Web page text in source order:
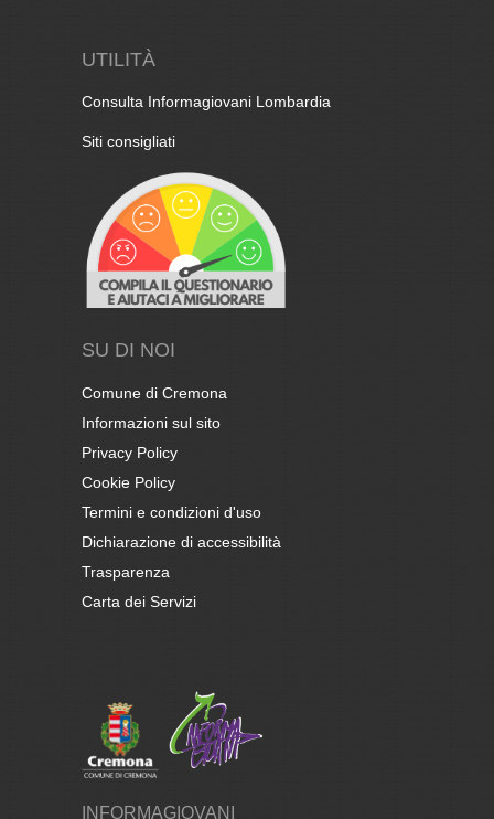
UTILITÀ
Consulta Informagiovani Lombardia
Siti consigliati
SU DI NOI
Comune di Cremona
Informazioni sul sito
Privacy Policy
Cookie Policy
Termini e condizioni d'uso
Dichiarazione di accessibilità
Trasparenza
Carta dei Servizi
INFORMAGIOVANI